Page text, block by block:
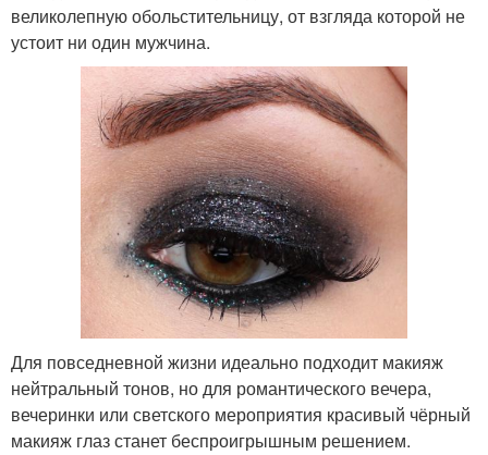
великолепную обольстительницу, от взгляда которой не
устоит ни один мужчина.
Для повседневной жизни идеально подходит макияж
нейтральный тонов, но для романтического вечера,
вечеринки или светского мероприятия красивый чёрный
макияж глаз станет беспроигрышным решением.